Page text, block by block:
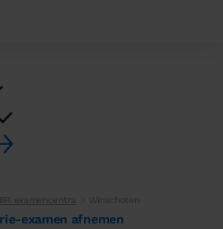
examencentra Winschoten
examen afnemen